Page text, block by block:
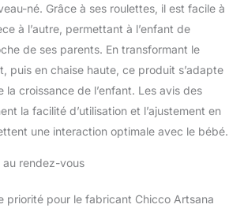
né. Grâce à ses roulettes, il est facile à
à l’autre, permettant à l’enfant de
de ses parents. En transformant le
puis en chaise haute, ce produit s’adapte
la croissance de l’enfant. Les avis des
la facilité d’utilisation et l’ajustement en
une interaction optimale avec le bébé.
au rendez-vous
priorité pour le fabricant Chicco Artsana